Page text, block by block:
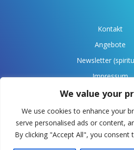
We value your
We use cookies to enhance your
serve personalised ads or content,
By clicking "Accept All", you consent
Kontakt
Angebote
Newsletter
Impressum
Datenschutz
Über Anaris
Spende